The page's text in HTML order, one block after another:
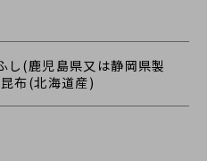
し(鹿児島県又は静岡県製
布(北海道産)